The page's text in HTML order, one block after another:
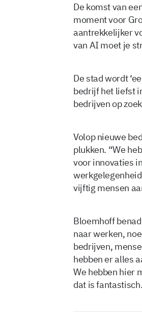
De komst van
moment voor
aantrekkelijker
van AI moet je
De stad wordt
bedrijf het liefst
bedrijven op
Volop nieuwe
plukken. “We
voor innovaties
vijftig mensen
Bloemhoff
naar werken,
bedrijven,
hebben er alles
We hebben hier
dat is